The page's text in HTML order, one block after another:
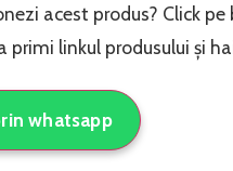
acest produs? Click
linkul produsului și
whatsapp